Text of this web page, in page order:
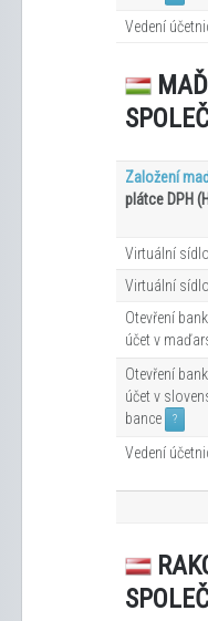
Vedení
Založení
plátce DPH
Virtuální
Virtuální
Otevření
účet v
Otevření
účet v
bance
?
Vedení